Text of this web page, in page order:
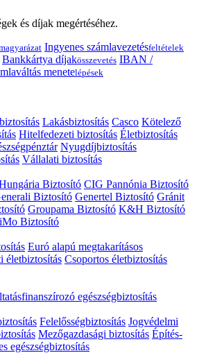
és díjak megértéséhez.
Ingyenes számlavezetésfeltételek
Bankkártya díjakösszevetés IBAN /
menetelépések
Lakásbiztosítás Casco Kötelező
Hitelfedezeti biztosítás Életbiztosítás
Nyugdíjbiztosítás
Vállalati biztosítás
Biztosító CIG Pannónia Biztosító
Biztosító Genertel Biztosító Gránit
Groupama Biztosító K&H Biztosító
Biztosító
Euró alapú megtakarításos
életbiztosítás Csoportos életbiztosítás
egészségbiztosítás
Felelősségbiztosítás Jogvédelmi
Mezőgazdasági biztosítás Építés-
egészségbiztosítás